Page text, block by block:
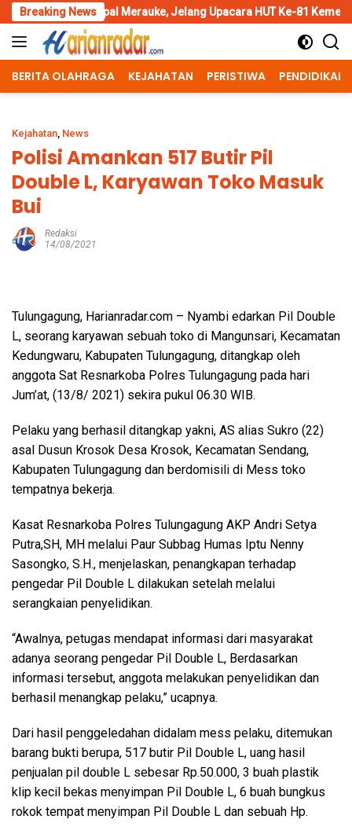
Skip
to
content
Breaking News
Jelang Upacara HUT Ke-81 Kemerdekaan RI
BERITA OLAHRAGA KEJAHATAN PERISTIWA PENDIDIKAN
Kejahatan, News
Polisi Amankan 517 Butir Pil
Double L, Karyawan Toko Masuk
Bui
Redaksi
14/08/2021
Tulungagung, Harianradar.com – Nyambi edarkan Pil Double
L, seorang karyawan sebuah toko di Mangunsari, Kecamatan
Kedungwaru, Kabupaten Tulungagung, ditangkap oleh
anggota Sat Resnarkoba Polres Tulungagung pada hari
Jum’at, (13/8/ 2021) sekira pukul 06.30 WIB.
Pelaku yang berhasil ditangkap yakni, AS alias Sukro (22)
asal Dusun Krosok Desa Krosok, Kecamatan Sendang,
Kabupaten Tulungagung dan berdomisili di Mess toko
tempatnya bekerja.
Kasat Resnarkoba Polres Tulungagung AKP Andri Setya
Putra,SH, MH melalui Paur Subbag Humas Iptu Nenny
Sasongko, S.H., menjelaskan, penangkapan terhadap
pengedar Pil Double L dilakukan setelah melalui
serangkaian penyelidikan.
“Awalnya, petugas mendapat informasi dari masyarakat
adanya seorang pengedar Pil Double L, Berdasarkan
informasi tersebut, anggota melakukan penyelidikan dan
berhasil menangkap pelaku,” ucapnya.
Dari hasil penggeledahan didalam mess pelaku, ditemukan
barang bukti berupa, 517 butir Pil Double L, uang hasil
penjualan pil double L sebesar Rp.50.000, 3 buah plastik
klip kecil bekas menyimpan Pil Double L, 6 buah bungkus
rokok tempat menyimpan Pil Double L dan sebuah Hp.